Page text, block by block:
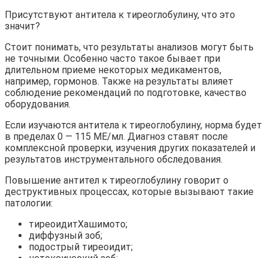
Присутствуют антитела к тиреоглобулину, что это
значит?
Стоит понимать, что результаты анализов могут быть
не точными. Особенно часто такое бывает при
длительном приеме некоторых медикаментов,
например, гормонов. Также на результаты влияет
соблюдение рекомендаций по подготовке, качество
оборудования.
Если изучаются антитела к тиреоглобулину, норма будет
в пределах 0 — 115 МЕ/мл. Диагноз ставят после
комплексной проверки, изучения других показателей и
результатов инструментального обследования.
Повышение антител к тиреоглобулину говорит о
деструктивных процессах, которые вызывают такие
патологии:
тиреоидитХашимото;
диффузный зоб;
подострый тиреоидит;